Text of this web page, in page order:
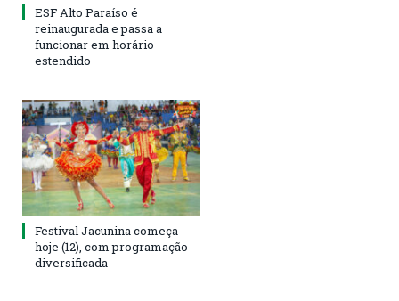
ESF Alto Paraíso é
reinaugurada e passa a
funcionar em horário
estendido
Festival Jacunina começa
hoje (12), com programação
diversificada